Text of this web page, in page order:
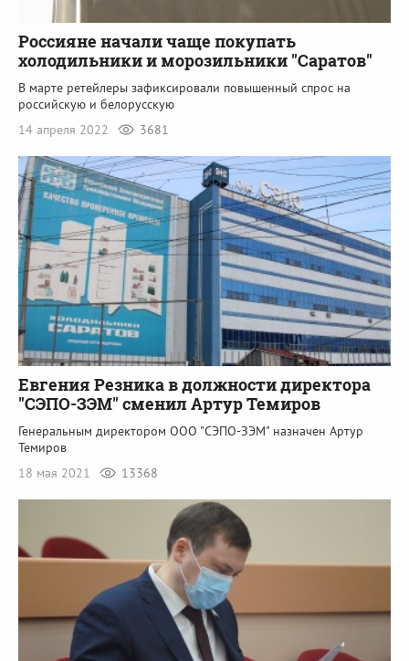
Россияне начали чаще покупать
холодильники и морозильники "Саратов"
В марте ретейлеры зафиксировали повышенный спрос на
российскую и белорусскую
14 апреля 2022
3681
Евгения Резника в должности директора
"СЭПО-ЗЭМ" сменил Артур Темиров
Генеральным директором ООО "СЭПО-ЗЭМ" назначен Артур
Темиров
18 мая 2021
13368